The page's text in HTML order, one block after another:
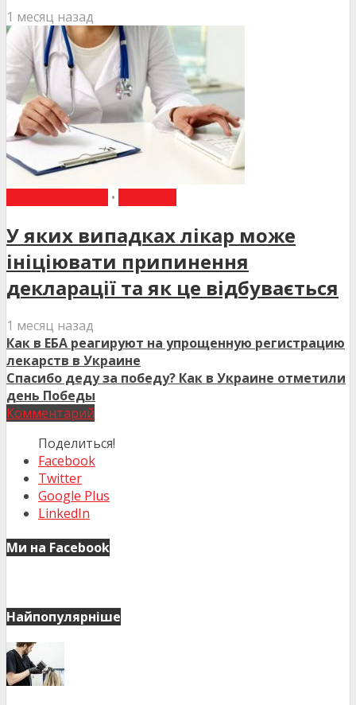
1 месяц назад
•
У яких випадках лікар може
ініціювати припинення
декларації та як це відбувається
1 месяц назад
Как в ЕБА реагируют на упрощенную регистрацию
лекарств в Украине
Спасибо деду за победу? Как в Украине отметили
день Победы
Комментарий
Поделиться!
Facebook
Twitter
Google Plus
LinkedIn
Ми на Facebook
Найпопулярніше